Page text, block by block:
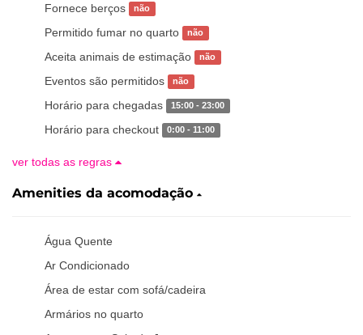
Fornece berços não
Permitido fumar no quarto não
Aceita animais de estimação não
Eventos são permitidos não
Horário para chegadas 15:00 - 23:00
Horário para checkout 0:00 - 11:00
ver todas as regras
Amenities da acomodação
Água Quente
Ar Condicionado
Área de estar com sofá/cadeira
Armários no quarto